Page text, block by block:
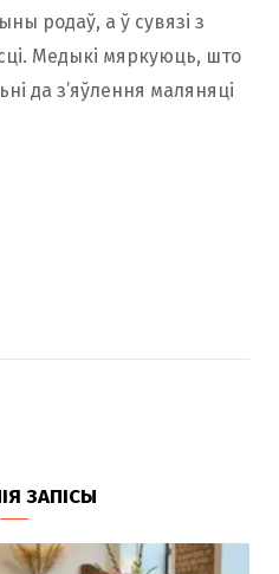
родаў, а ў сувязі з
Медыкі мяркуюць, што
да з’яўлення маляняці
ЗАПІСЫ